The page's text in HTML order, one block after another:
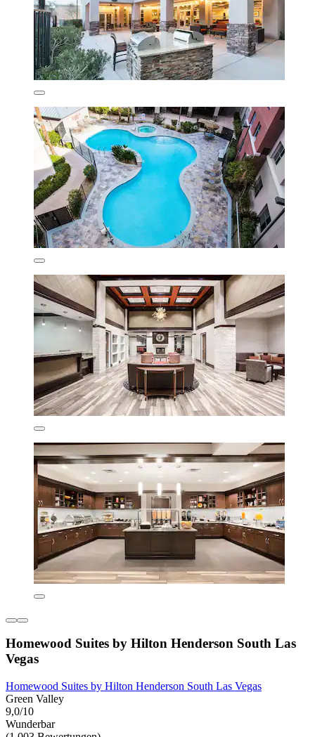
Homewood Suites by Hilton Henderson South Las
Vegas
Homewood Suites by Hilton Henderson South Las Vegas
Green Valley
9,0/10
Wunderbar